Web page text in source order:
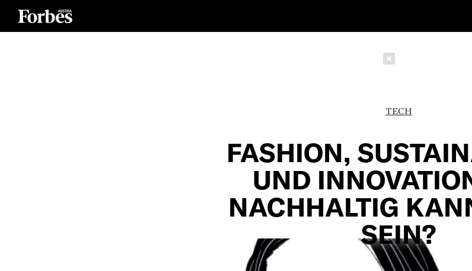
TECH
FASHION,
UND
NACHHALTIG
SEIN?